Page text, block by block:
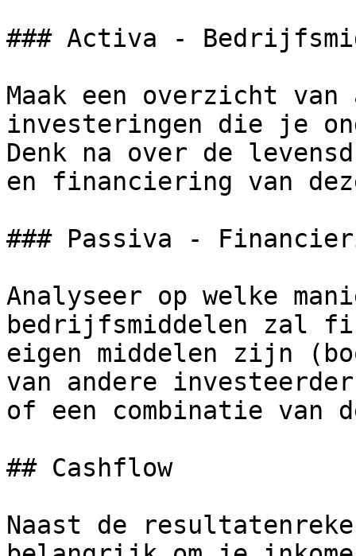
### Activa -
Maak een overzicht
investeringen die je
Denk na over de
en financiering van
### Passiva -
Analyseer op welke
bedrijfsmiddelen zal
eigen middelen zijn
van andere
of een combinatie van
## Cashflow
Naast de